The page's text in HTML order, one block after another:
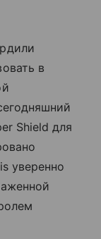
в
Shield для
уверенно